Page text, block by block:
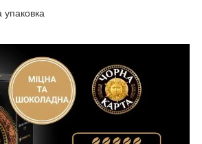
упаковка